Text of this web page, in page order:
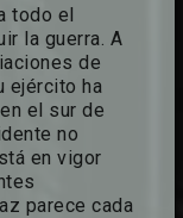
todo el
la guerra. A
de
ejército ha
el sur de
no
en vigor
parece cada